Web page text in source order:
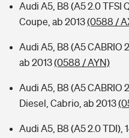
Audi A5, B8 (A5 2.0 TFSI
Coupe, ab 2013(0588 /
Audi A5, B8 (A5 CABRIO
ab 2013(0588 / AYN)
Audi A5, B8 (A5 CABRIO
Diesel, Cabrio, ab 2013
Audi A5, B8 (A5 2.0 TDI),